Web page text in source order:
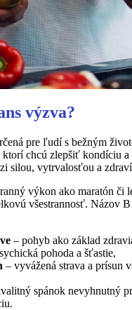
výzva?
pre ľudí s bežným
chcú zlepšiť kondíciu a
silou, vytrvalosťou a
výkon ako maratón či
všestrannosť. Názov
– pohyb ako základ
pohoda a šťastie,
– vyvážená strava a prísun
spánok nevyhnutný